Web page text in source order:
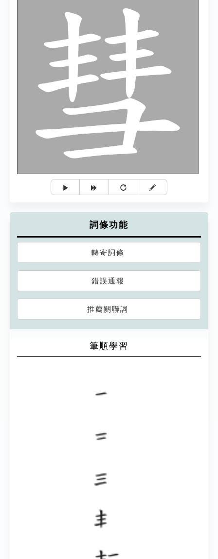
詞條功能
轉寄詞條
錯誤通報
推薦關聯詞
筆順學習